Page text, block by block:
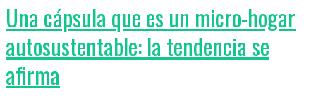
Una cápsula que es un micro-hogar
autosustentable: la tendencia se
afirma